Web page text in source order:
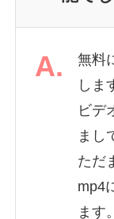
A.
無料
しま
ビデ
まし
ただ
mp4
ます